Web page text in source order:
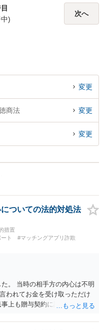
。依頼者様の
うる最良のル
)
次へ
変更
商法 変更
変更
ついての法的対処法
措置
ト #マッチングアプリ詐欺
。 当時の相手方の内心は不明
われてお金を受け取っただけ
上も贈与契約に該当すると思
してください。 ご不安であれ